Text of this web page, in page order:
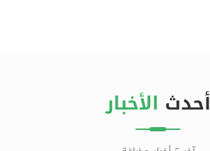
أحدث الأخبار